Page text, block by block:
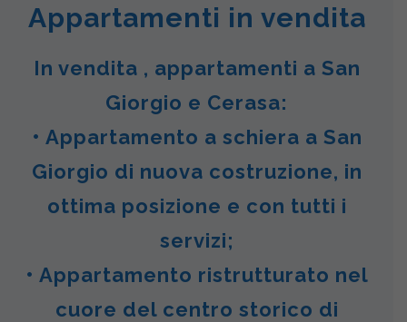
Appartamenti in vendita
In vendita , appartamenti a San
Giorgio e Cerasa:
• Appartamento a schiera a San
Giorgio di nuova costruzione, in
ottima posizione e con tutti i
servizi;
• Appartamento ristrutturato nel
cuore del centro storico di